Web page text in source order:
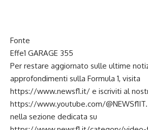
Fonte
Effe1 GARAGE 355
Per restare aggiornato sulle ultime
approfondimenti sulla Formula 1, visita
https://www.newsf1.it/ e iscriviti al
https://www.youtube.com/@NEWSf1IT
nella sezione dedicata su